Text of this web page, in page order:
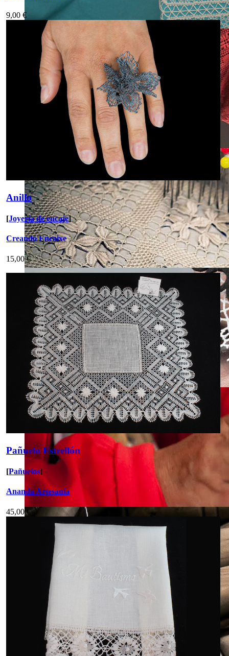
9,00 €
Anillo
[Joyería de encaje]
Creando Encaixe
15,00 €
Pañuelo Estrellón
[Pañuelos]
Ananda Artesanía
45,00 €